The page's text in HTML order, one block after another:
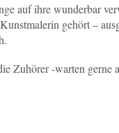
auf ihre wunderbar
gehört –
Zuhörer -warten